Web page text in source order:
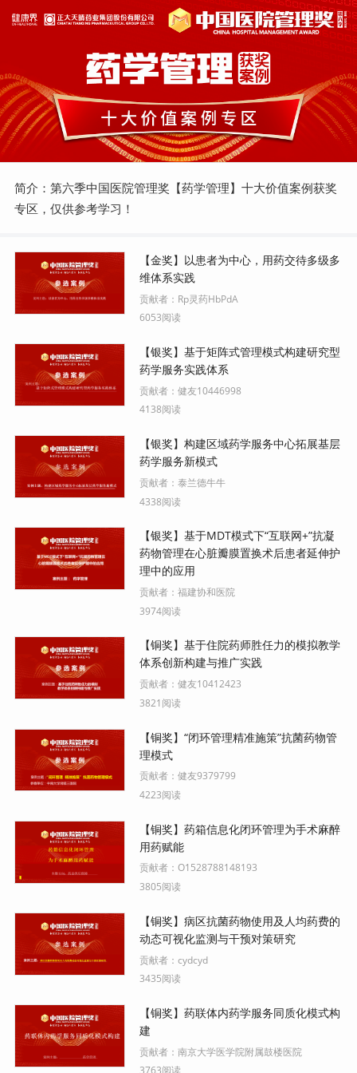
简介：第六季中国医院管理奖【药学管理】十大价值案例获奖
专区，仅供参考学习！
【金奖】以患者为中心，用药交待多级多
维体系实践
贡献者： Rp灵药HbPdA
6053阅读
【银奖】基于矩阵式管理模式构建研究型
药学服务实践体系
贡献者： 健友10446998
4138阅读
【银奖】构建区域药学服务中心拓展基层
药学服务新模式
贡献者： 泰兰德牛牛
4338阅读
【银奖】基于MDT模式下“互联网+”抗凝
药物管理在心脏瓣膜置换术后患者延伸护
理中的应用
贡献者： 福建协和医院
3974阅读
【铜奖】基于住院药师胜任力的模拟教学
体系创新构建与推广实践
贡献者： 健友10412423
3821阅读
【铜奖】“闭环管理精准施策”抗菌药物管
理模式
贡献者： 健友9379799
4223阅读
【铜奖】药箱信息化闭环管理为手术麻醉
用药赋能
贡献者： O1528788148193
3805阅读
【铜奖】病区抗菌药物使用及人均药费的
动态可视化监测与干预对策研究
贡献者： cydcyd
3435阅读
【铜奖】药联体内药学服务同质化模式构
建
贡献者： 南京大学医学院附属鼓楼医院